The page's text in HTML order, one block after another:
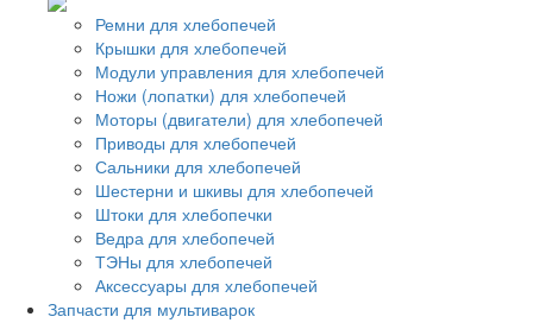
Ремни для хлебопечей
Крышки для хлебопечей
Модули управления для хлебопечей
Ножи (лопатки) для хлебопечей
Моторы (двигатели) для хлебопечей
Приводы для хлебопечей
Сальники для хлебопечей
Шестерни и шкивы для хлебопечей
Штоки для хлебопечки
Ведра для хлебопечей
ТЭНы для хлебопечей
Аксессуары для хлебопечей
Запчасти для мультиварок